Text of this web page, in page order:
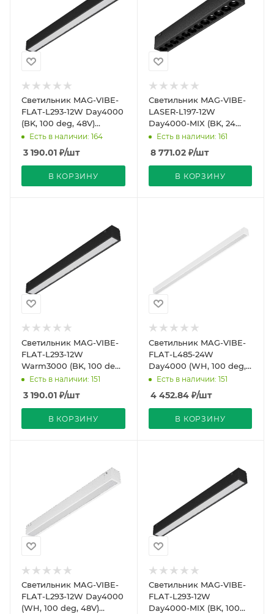
Светильник MAG-VIBE-
FLAT-L293-12W Day4000
(BK, 100 deg, 48V)
(Arlight, IP20 Металл, 5
Есть в наличии: 164
3 190.01 ₽/шт
В КОРЗИНУ
Светильник MAG-VIBE-
LASER-L197-12W
Day4000-MIX (BK, 24
deg, 48V, TUYA Zigbee)
(Arlight, IP20 Металл,
Есть в наличии: 161
8 771.02₽/шт
В КОРЗИНУ
Светильник MAG-VIBE-
FLAT-L293-12W
Warm3000 (BK, 100 deg,
48V) (Arlight, IP20
Металл, 5 лет)
Есть в наличии: 151
3 190.01 ₽/шт
В КОРЗИНУ
Светильник MAG-VIBE-
FLAT-L485-24W
Day4000 (WH, 100 deg,
48V) (Arlight, IP20
Металл, 5 лет)
Есть в наличии: 151
4 452.84₽/шт
В КОРЗИНУ
Светильник MAG-VIBE-
FLAT-L293-12W Day4000
(WH, 100 deg, 48V)
Светильник MAG-VIBE-
FLAT-L293-12W
Day4000-MIX (BK, 100